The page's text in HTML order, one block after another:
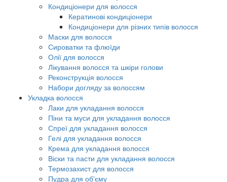
Кондиціонери для волосся
Кератинові кондиціонери
Кондиціонери для різних типів волосся
Маски для волосся
Сироватки та флюїди
Олії для волосся
Лікування волосся та шкіри голови
Реконструкція волосся
Набори догляду за волоссям
Укладка волосся
Лаки для укладання волосся
Піни та муси для укладання волосся
Спреї для укладання волосся
Гелі для укладання волосся
Крема для укладання волосся
Віски та пасти для укладання волосся
Термозахист для волосся
Пудра для об'єму